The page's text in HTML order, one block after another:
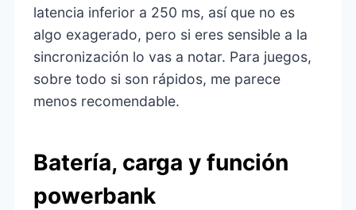
latencia inferior a 250 ms, así que no es
algo exagerado, pero si eres sensible a la
sincronización lo vas a notar. Para juegos,
sobre todo si son rápidos, me parece
menos recomendable.
Batería, carga y función
powerbank